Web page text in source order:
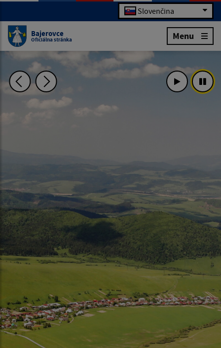
Slovenčina
Bajerovce
Oficiálna stránka Menu